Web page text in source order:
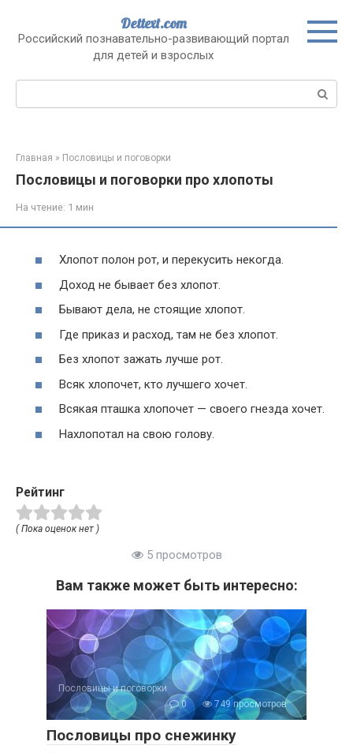
контенту
Dettext.com
Российский познавательно-развивающий портал
для детей и взрослых
Поиск:
Главная » Пословицы и поговорки
Пословицы и поговорки про хлопоты
На чтение: 1 мин
Хлопот полон рот, и перекусить некогда.
Доход не бывает без хлопот.
Бывают дела, не стоящие хлопот.
Где приказ и расход, там не без хлопот.
Без хлопот зажать лучше рот.
Всяк хлопочет, кто лучшего хочет.
Всякая пташка хлопочет — своего гнезда хочет.
Нахлопотал на свою голову.
Рейтинг
( Пока оценок нет )
5 просмотров
Вам также может быть интересно:
Пословицы и поговорки
0
749 просмотров
Пословицы про снежинку